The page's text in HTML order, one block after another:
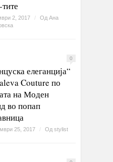
2, 2017 / Од Ана
0
елеганција“
Couture по
на Моден
во попап
25, 2017 / Од stylist